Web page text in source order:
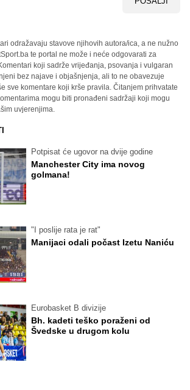
odražavaju stavove njihovih autora/ica, a ne nužno
te portal ne može i neće odgovarati za
koji sadrže vrijeđanja, psovanja i vulgaran
bez najave i objašnjenja, ali to ne obavezuje
sve komentare koji krše pravila. Čitanjem prihvatate
mogu biti pronađeni sadržaji koji mogu
uvjerenjima.
Potpisat će ugovor na dvije godine
Manchester City ima novog
golmana!
"I poslije rata je rat"
Manijaci odali počast Izetu Naniću
Eurobasket B divizije
Bh. kadeti teško poraženi od
Švedske u drugom kolu